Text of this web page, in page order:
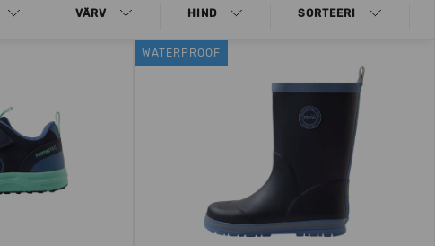
VÄRV HIND SORTEERI
WATERPROOF